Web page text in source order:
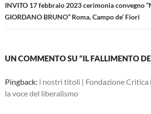
INVITO 17 febbraio 2023 cerimonia convegno
GIORDANO BRUNO” Roma, Campo de’ Fiori
UN COMMENTO SU “IL FALLIMENTO
Pingback: i nostri titoli | Fondazione Critica
la voce del liberalismo